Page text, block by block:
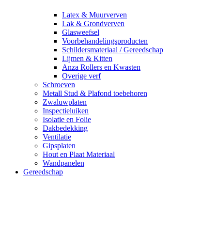
Latex & Muurverven
Lak & Grondverven
Glasweefsel
Voorbehandelingsproducten
Schildersmateriaal / Gereedschap
Lijmen & Kitten
Anza Rollers en Kwasten
Overige verf
Schroeven
Metall Stud & Plafond toebehoren
Zwaluwplaten
Inspectieluiken
Isolatie en Folie
Dakbedekking
Ventilatie
Gipsplaten
Hout en Plaat Materiaal
Wandpanelen
Gereedschap